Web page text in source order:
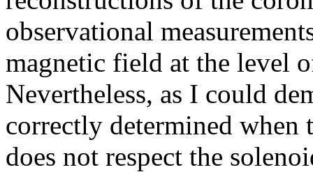
observational
magnetic field at the level
Nevertheless, as I could
correctly determined when
does not respect the